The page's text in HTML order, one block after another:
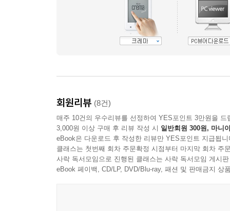
회원리뷰 (8건)
매주 10건의 우수리뷰를 선정하여 YES포인트 3만원을 드
3,000원 이상 구매 후 리뷰 작성 시 일반회원 300원, 마니
eBook은 다운로드 후 작성한 리뷰만 YES포인트 지급됩니
클래스는 첫번째 회차 주문확정 시점부터 마지막 회차 주
사락 독서모임으로 진행된 클래스는 사락 독서모임 게시
eBook 페이백, CD/LP, DVD/Blu-ray, 패션 및 판매금지 상